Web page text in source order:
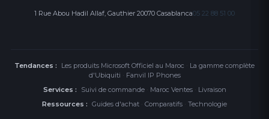
1 Rue Abou Hadil Allaf, Gauthier 20070 Casablanca05 22 88 51 00
Tendances : Les produits Microsoft Officiel au Maroc · La gamme complète
d'Ubiquiti · Fanvil IP Phones
Services :
Suivi de commande· Maroc Ventes· Livraison
Ressources : Guides d'achat · Comparatifs · Technologie